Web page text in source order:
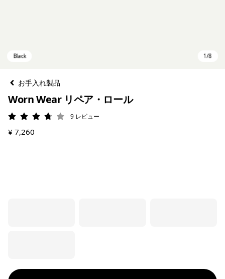
お手入れ製品
Worn Wear リペア・ロール
評価: 3.8 / 5
9 レビュー
¥ 7,260